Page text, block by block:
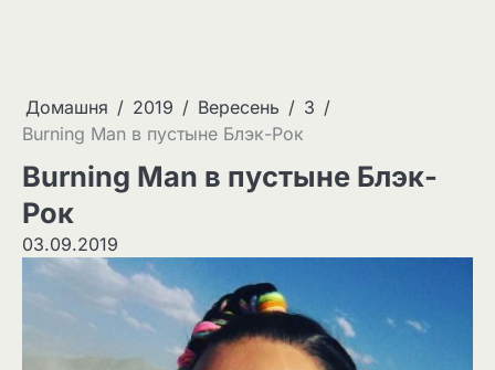
Домашня 2019 Вересень
3
Burning Man в пустыне Блэк-Рок
Burning Man в пустыне Блэк-
Рок
03.09.2019